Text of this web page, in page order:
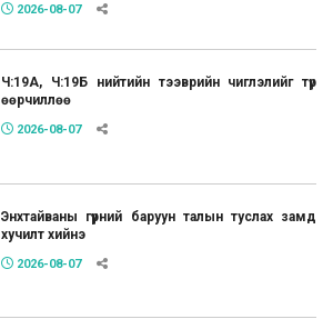
2026-08-07
Ч:19А, Ч:19Б нийтийн тээврийн чиглэлийг түр
өөрчиллөө
2026-08-07
Энхтайваны гүүрний баруун талын туслах замд
хучилт хийнэ
2026-08-07